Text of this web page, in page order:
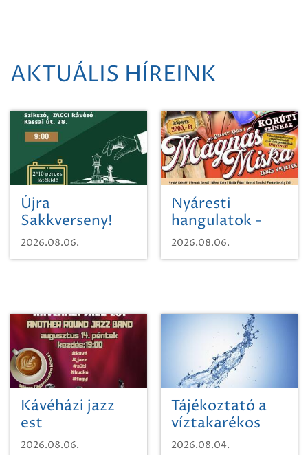
AKTUÁLIS HÍREINK
Újra
Sakkverseny!
2026.08.06.
Nyáresti
hangulatok -
Mágnás Miska
2026.08.06.
Kávéházi jazz
est
2026.08.06.
Tájékoztató a
víztakarékos
vízhasználatról
2026.08.04.